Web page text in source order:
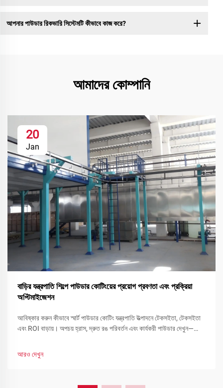
আপনার পাউডার রিকভারি সিস্টেমটি কীভাবে কাজ করে?
আমাদের কোম্পানি
20
Jan
বাড়ির যন্ত্রপাতি শিল্পে পাউডার কোটিংয়ের প্রয়োগ প্রবণতা এবং প্রক্রিয়া
অপ্টিমাইজেশন
আবিষ্কার করুন কীভাবে স্মার্ট পাউডার কোটিং যন্ত্রপাতি উত্পাদনে টেকসইতা, টেকসইতা
এবং ROI বাড়ায়। অপচয় হ্রাস, দ্রুত রঙ পরিবর্তন এবং কার্যকরী পাউডার দেখুন—
আরও দেখুন